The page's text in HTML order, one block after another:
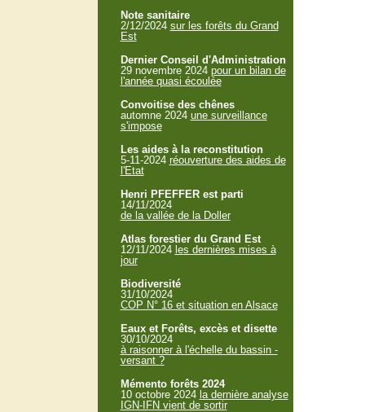
Note sanitaire
2/12/2024 sur les forêts du Grand
Est
Dernier Conseil d'Administration
29 novembre 2024 pour un bilan de
l'année quasi écoulée
Convoitise des chênes
automne 2024 une surveillance
s'impose
Les aides à la reconstitution
5-11-2024 réouverture des aides de
l'Etat
Henri PFEFFER est parti
14/11/2024
de la vallée de la Doller
Atlas forestier du Grand Est
12/11/2024 les dernières mises à
jour
Biodiversité
31/10/2024
COP N° 16 et situation en Alsace
Eaux et Forêts, excès et disette
30/10/2024
à raisonner à l'échelle du bassin -
versant ?
Mémento forêts 2024
10 octobre 2024 la dernière analyse
IGN-IFN vient de sortir